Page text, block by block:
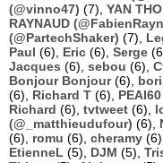
(@vinno47) (7), YAN
RAYNAUD
(@PartechShaker) (7),
Paul (6), Eric (6), Serge
Jacques (6), sebou (6),
Bonjour Bonjour(6),
(6), Richard T (6), PEAI60
Richard (6), tvtweet (6),
(@_matthieudufour) (6),
(6), romu (6), cheramy (6),
EtienneL (5), DJM (5),